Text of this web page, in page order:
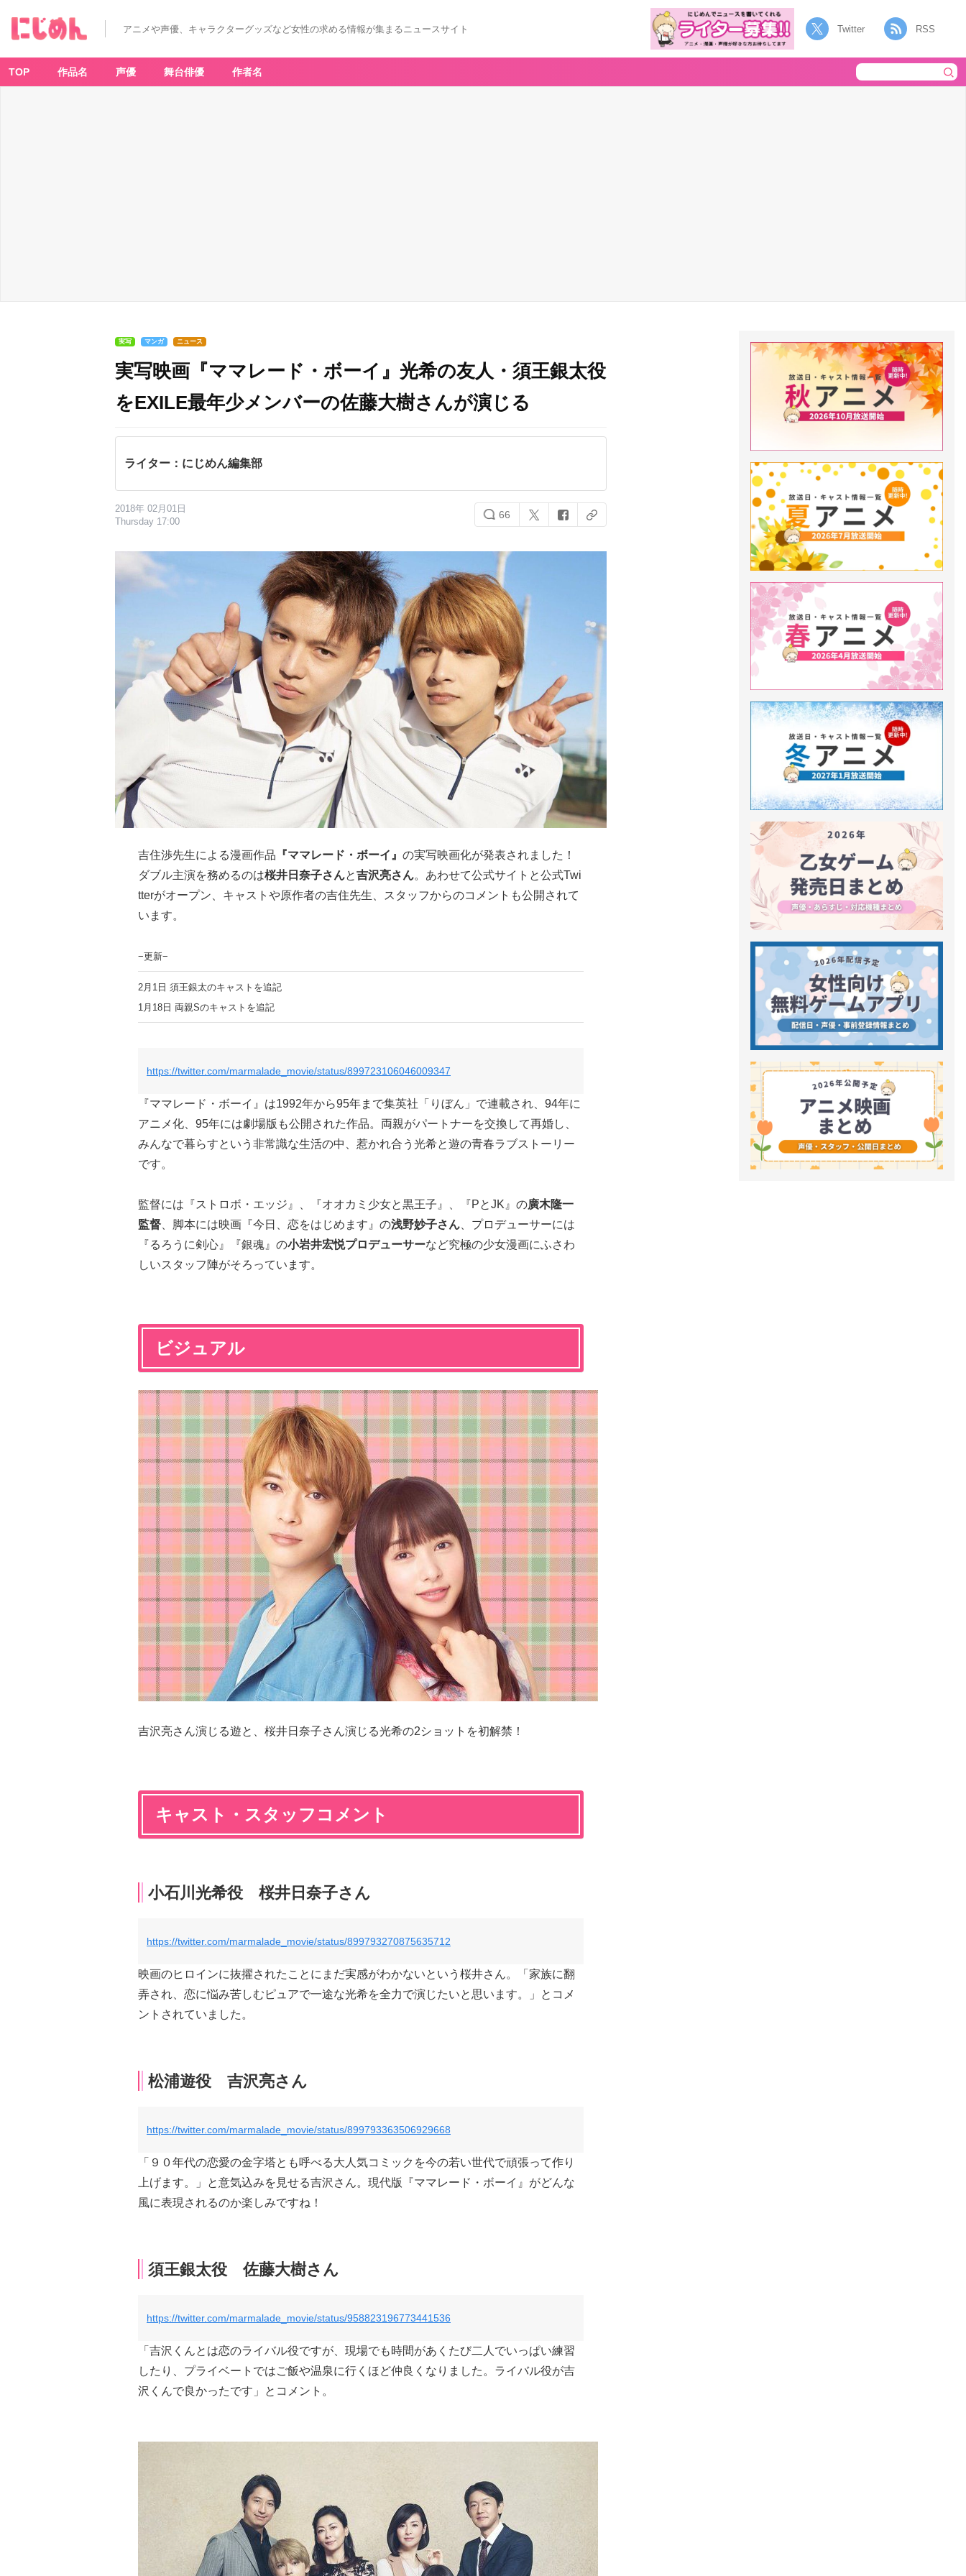
アニメや声優、キャラクターグッズなど女性の求める情報が集まるニュースサイト Twitter RSS
TOP 作品名 声優 舞台俳優 作者名
実写 マンガ ニュース
実写映画『ママレード・ボーイ​』光希の友人・須王銀太役
をEXILE最年少メンバーの佐藤大樹さんが演じる
ライター：にじめん編集部
2018年 02月01日
Thursday 17:00
66
吉住渉先生による漫画作品 『ママレード・ボーイ 』 の実写映画化が発表されました！
ダブル主演を務めるのは桜井日奈子さんと吉沢亮さん。あわせて公式サイトと公式Twi
tterがオープン、キャストや原作者の吉住先生、スタッフからのコメントも公開されて
います。
−更新−
2月1日 須王銀太のキャストを追記
1月18日 両親Sのキャストを追記
https://twitter.com/marmalade_movie/status/899723106046009347
『ママレード・ボーイ』は1992年から95年まで集英社「りぼん」で連載され、94年に
アニメ化、95年には劇場版も公開された作品。両親がパートナーを交換して再婚し、
みんなで暮らすという非常識な生活の中、惹かれ合う光希と遊の青春ラブストーリー
です。
監督には『ストロボ・エッジ』、『オオカミ少女と黒王子』、『PとJK』の廣木隆一
監督 、脚本には映画『今日、恋をはじめます』の浅野妙子さん 、プロデューサーには
『るろうに剣心』『銀魂』の小岩井宏悦プロデューサーなど究極の少女漫画にふさわ
しいスタッフ陣がそろっています。
ビジュアル
吉沢亮さん演じる遊と、桜井日奈子さん演じる光希の2ショットを初解禁！
キャスト・スタッフコメント
小石川光希役 桜井日奈子さん
https://twitter.com/marmalade_movie/status/899793270875635712
映画のヒロインに抜擢されたことにまだ実感がわかないという桜井さん。「家族に翻
弄され、恋に悩み苦しむピュアで一途な光希を全力で演じたいと思います。」とコメ
ントされていました。
松浦遊役 吉沢亮さん
https://twitter.com/marmalade_movie/status/899793363506929668
「９０年代の恋愛の金字塔とも呼べる大人気コミックを今の若い世代で頑張って作り
上げます。」と意気込みを見せる吉沢さん。現代版『ママレード・ボーイ』がどんな
風に表現されるのか楽しみですね！
須王銀太役 佐藤大樹さん
https://twitter.com/marmalade_movie/status/958823196773441536
「吉沢くんとは恋のライバル役ですが、現場でも時間があくたび二人でいっぱい練習
したり、プライベートではご飯や温泉に行くほど仲良くなりました。ライバル役が吉
沢くんで良かったです」とコメント。